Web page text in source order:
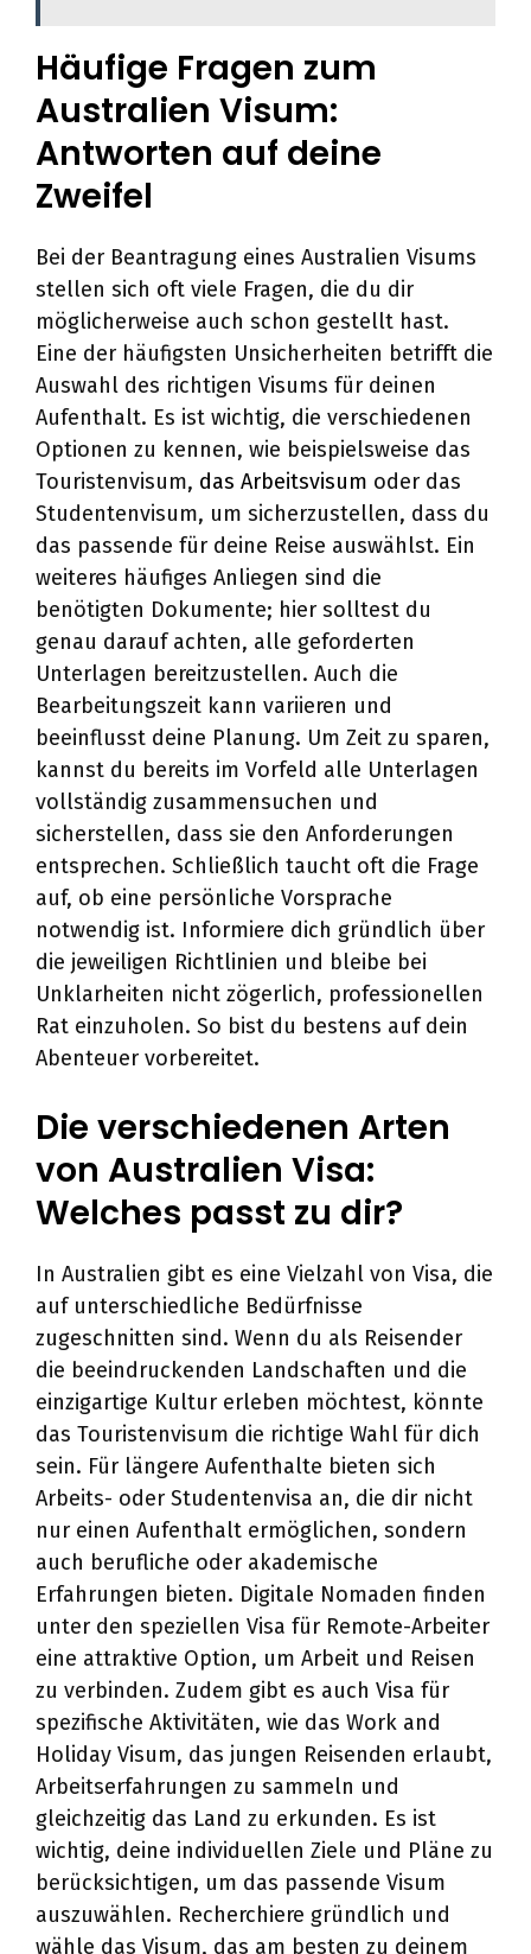
Häufige Fragen zum
Australien Visum:
Antworten auf deine
Zweifel
Bei der Beantragung eines Australien Visums
stellen sich oft viele Fragen, die du dir
möglicherweise auch schon gestellt hast.
Eine der häufigsten Unsicherheiten betrifft die
Auswahl des richtigen Visums für deinen
Aufenthalt. Es ist wichtig, die verschiedenen
Optionen zu kennen, wie beispielsweise das
Touristenvisum, das Arbeitsvisum oder das
Studentenvisum, um sicherzustellen, dass du
das passende für deine Reise auswählst. Ein
weiteres häufiges Anliegen sind die
benötigten Dokumente; hier solltest du
genau darauf achten, alle geforderten
Unterlagen bereitzustellen. Auch die
Bearbeitungszeit kann variieren und
beeinflusst deine Planung. Um Zeit zu sparen,
kannst du bereits im Vorfeld alle Unterlagen
vollständig zusammensuchen und
sicherstellen, dass sie den Anforderungen
entsprechen. Schließlich taucht oft die Frage
auf, ob eine persönliche Vorsprache
notwendig ist. Informiere dich gründlich über
die jeweiligen Richtlinien und bleibe bei
Unklarheiten nicht zögerlich, professionellen
Rat einzuholen. So bist du bestens auf dein
Abenteuer vorbereitet.
Die verschiedenen Arten
von Australien Visa:
Welches passt zu dir?
In Australien gibt es eine Vielzahl von Visa, die
auf unterschiedliche Bedürfnisse
zugeschnitten sind. Wenn du als Reisender
die beeindruckenden Landschaften und die
einzigartige Kultur erleben möchtest, könnte
das Touristenvisum die richtige Wahl für dich
sein. Für längere Aufenthalte bieten sich
Arbeits- oder Studentenvisa an, die dir nicht
nur einen Aufenthalt ermöglichen, sondern
auch berufliche oder akademische
Erfahrungen bieten. Digitale Nomaden finden
unter den speziellen Visa für Remote-Arbeiter
eine attraktive Option, um Arbeit und Reisen
zu verbinden. Zudem gibt es auch Visa für
spezifische Aktivitäten, wie das Work and
Holiday Visum, das jungen Reisenden erlaubt,
Arbeitserfahrungen zu sammeln und
gleichzeitig das Land zu erkunden. Es ist
wichtig, deine individuellen Ziele und Pläne zu
berücksichtigen, um das passende Visum
auszuwählen. Recherchiere gründlich und
wähle das Visum, das am besten zu deinem